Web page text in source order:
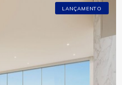
LANÇAMENTO